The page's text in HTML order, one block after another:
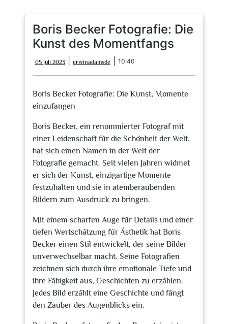
Boris Becker Fotografie: Die
Kunst des Momentfangs
05 Juli 2023
Juli
2023
erwinadamsde erwinadamsde
10:40
Boris Becker Fotografie: Die Kunst, Momente
einzufangen
Boris Becker, ein renommierter Fotograf mit
einer Leidenschaft für die Schönheit der Welt,
hat sich einen Namen in der Welt der
Fotografie gemacht. Seit vielen Jahren widmet
er sich der Kunst, einzigartige Momente
festzuhalten und sie in atemberaubenden
Bildern zum Ausdruck zu bringen.
Mit einem scharfen Auge für Details und einer
tiefen Wertschätzung für Ästhetik hat Boris
Becker einen Stil entwickelt, der seine Bilder
unverwechselbar macht. Seine Fotografien
zeichnen sich durch ihre emotionale Tiefe und
ihre Fähigkeit aus, Geschichten zu erzählen.
Jedes Bild erzählt eine Geschichte und fängt
den Zauber des Augenblicks ein.